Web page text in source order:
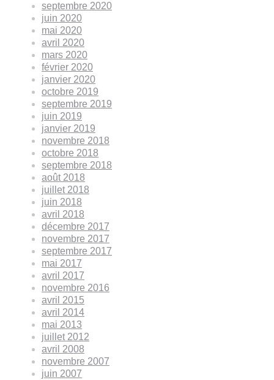
septembre 2020
juin 2020
mai 2020
avril 2020
mars 2020
février 2020
janvier 2020
octobre 2019
septembre 2019
juin 2019
janvier 2019
novembre 2018
octobre 2018
septembre 2018
août 2018
juillet 2018
juin 2018
avril 2018
décembre 2017
novembre 2017
septembre 2017
mai 2017
avril 2017
novembre 2016
avril 2015
avril 2014
mai 2013
juillet 2012
avril 2008
novembre 2007
juin 2007